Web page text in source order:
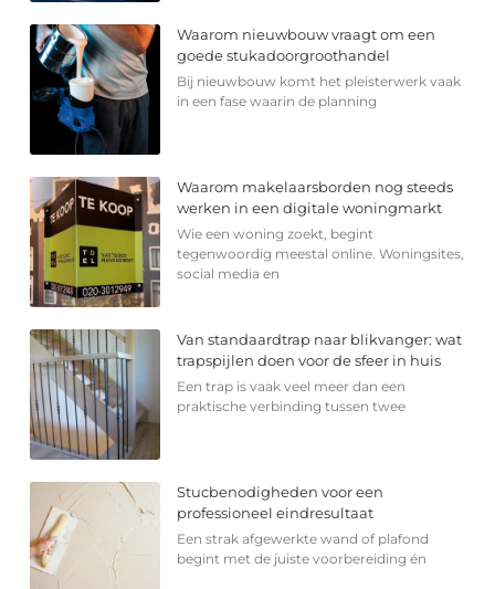
Waarom nieuwbouw vraagt om een
goede stukadoorgroothandel
Bij nieuwbouw komt het pleisterwerk vaak
in een fase waarin de planning
Waarom makelaarsborden nog steeds
werken in een digitale woningmarkt
Wie een woning zoekt, begint
tegenwoordig meestal online. Woningsites,
social media en
Van standaardtrap naar blikvanger: wat
trapspijlen doen voor de sfeer in huis
Een trap is vaak veel meer dan een
praktische verbinding tussen twee
Stucbenodigheden voor een
professioneel eindresultaat
Een strak afgewerkte wand of plafond
begint met de juiste voorbereiding én